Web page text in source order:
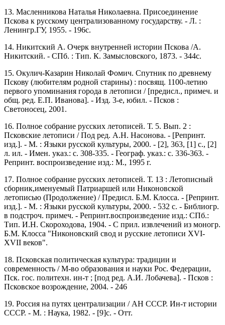
13. Масленникова Наталья Николаевна. Присоединение
Пскова к русскому централизованному государству. - Л. :
Ленингр.ГУ, 1955. - 196с.
14. Никитский А. Очерк внутренней истории Пскова /А.
Никитский. - СПб. : Тип. К. Замысловского, 1873. - 344с.
15. Окулич-Казарин Николай Фомич. Спутник по древнему
Пскову (любителям родной старины) : посвящ. 1100-летию
первого упоминания города в летописи / [предисл., примеч. и
общ. ред. Е.П. Иванова]. - Изд. 3-е, юбил. - Псков :
Светоносец, 2001.
16. Полное собрание русских летописей. Т. 5. Вып. 2 :
Псковские летописи / Под ред. А.Н. Насонова. - [Репринт.
изд.]. - М. : Языки русской культуры, 2000. - [2], 363, [1] с., [2]
л. ил. - Имен. указ.: с. 308-335. - Географ. указ.: с. 336-363. -
Репринт. воспроизведение изд.: М., 1995 г.
17. Полное собрание русских летописей. Т. 13 : Летописный
сборник,именуемый Патриаршей или Никоновской
летописью (Продолжение) / Предисл. Б.М. Клосса. - [Репринт.
изд.]. - М. : Языки русской культуры, 2000. - 532 с. - Библиогр.
в подстроч. примеч. - Репринт.воспроизведение изд.: СПб.:
Тип. И.Н. Скороходова, 1904. - С прил. извлечений из моногр.
Б.М. Клосса "Никоновский свод и русские летописи ХVI-
ХVII веков".
18. Псковская политическая культура: традиции и
современность / М-во образования и науки Рос. Федерации,
Пск. гос. политехн. ин-т ; [под ред. А.И. Лобачева]. - Псков :
Псковское возрождение, 2004. - 246
19. Россия на путях централизации / АН СССР. Ин-т истории
СССР. - М. : Наука, 1982. - [9]c. - Отт.